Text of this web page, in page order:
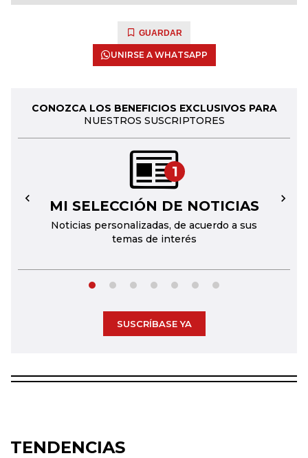
GUARDAR
UNIRSE A WHATSAPP
CONOZCA LOS BENEFICIOS EXCLUSIVOS PARA
NUESTROS SUSCRIPTORES
1
MI SELECCIÓN DE NOTICIAS
Noticias personalizadas, de acuerdo a sus
temas de interés
← →
SUSCRÍBASE YA
TENDENCIAS